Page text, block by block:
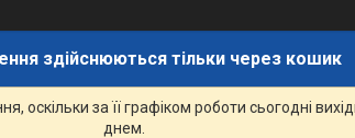
здійснюються тільки через кошик
за її графіком роботи сьогодні
днем.